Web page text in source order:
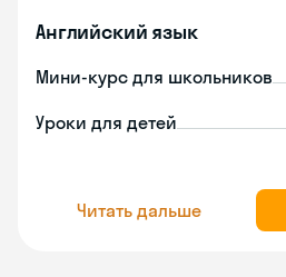
Английский язык
Мини-курс для школьников
Уроки для детей
Читать дальше